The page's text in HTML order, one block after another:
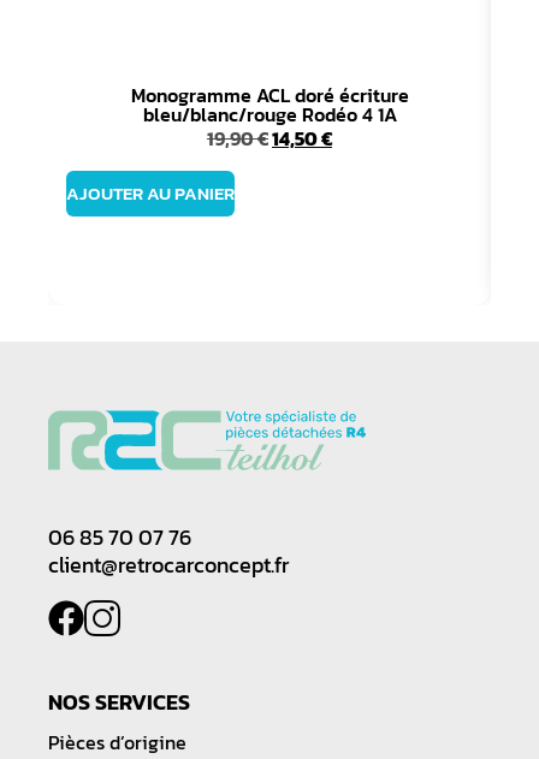
Monogramme ACL doré écriture
bleu/blanc/rouge Rodéo 4 1A
19,90€14,50€
AJOUTER AU PANIER
06 85 70 07 76
client@retrocarconcept.fr
NOS SERVICES
Pièces d’origine